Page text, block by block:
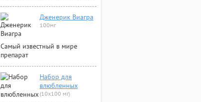
Дженерик Виагра
100мг
Самый известный в мире
препарат
Набор для
влюбленных
(10х100 мг)